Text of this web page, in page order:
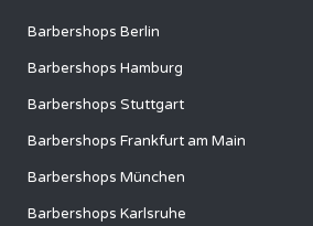
Barbershops Berlin
Barbershops Hamburg
Barbershops Stuttgart
Barbershops Frankfurt am Main
Barbershops München
Barbershops Karlsruhe